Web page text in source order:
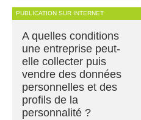
PUBLICATION SUR INTERNET
A quelles conditions
une entreprise peut-
elle collecter puis
vendre des données
personnelles et des
profils de la
personnalité ?